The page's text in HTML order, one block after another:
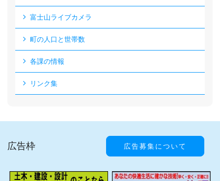
富士山ライブカメラ
町の人口と世帯数
各課の情報
リンク集
広告枠 広告募集について